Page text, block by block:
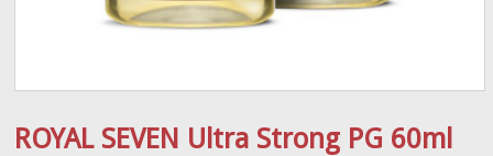
ROYAL SEVEN Ultra Strong PG 60ml